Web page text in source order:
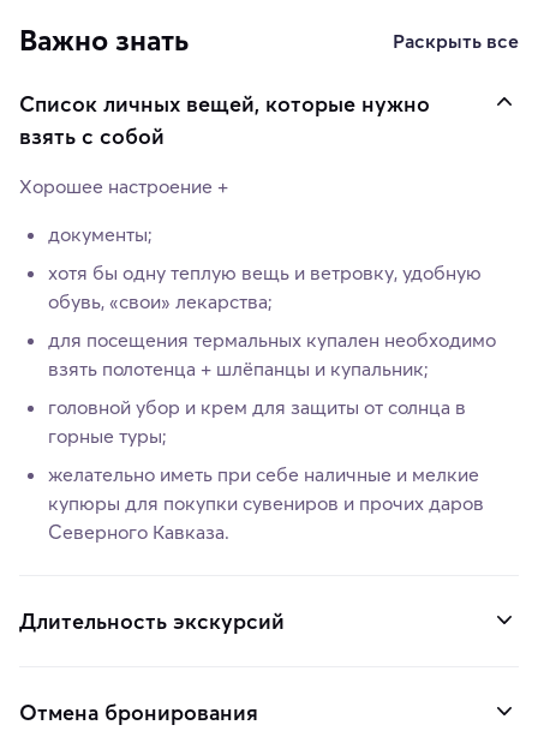
Важно знать Раскрыть все
Список личных вещей, которые нужно
взять с собой
Хорошее настроение +
документы;
хотя бы одну теплую вещь и ветровку, удобную
обувь, «свои» лекарства;
для посещения термальных купален необходимо
взять полотенца + шлёпанцы и купальник;
головной убор и крем для защиты от солнца в
горные туры;
желательно иметь при себе наличные и мелкие
купюры для покупки сувениров и прочих даров
Северного Кавказа.
Длительность экскурсий
Отмена бронирования